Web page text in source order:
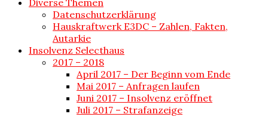
Datenschutzerklärung
Hauskraftwerk E3DC – Zahlen, Fakten,
Autarkie
Insolvenz Selecthaus
2017 – 2018
April 2017 – Der Beginn vom Ende
Mai 2017 – Anfragen laufen
Juni 2017 – Insolvenz eröffnet
Juli 2017 – Strafanzeige